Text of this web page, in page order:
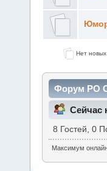
Нет
Форум РО
Сейчас
8 Гостей, 0
Максимум